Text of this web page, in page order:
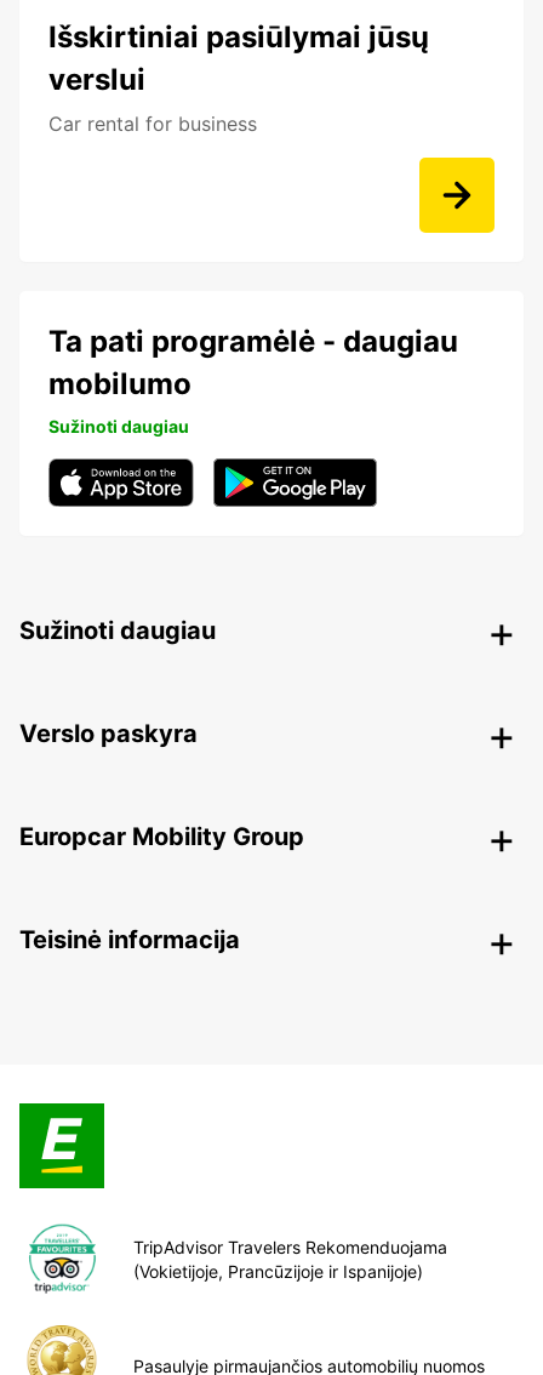
Išskirtiniai pasiūlymai jūsų
verslui
Car rental for business
Ta pati programėlė - daugiau
mobilumo
Sužinoti daugiau
Sužinoti daugiau
Verslo paskyra
Europcar Mobility Group
Teisinė informacija
TripAdvisor Travelers Rekomenduojama
(Vokietijoje, Prancūzijoje ir Ispanijoje)
Pasaulyje pirmaujančios automobilių nuomos